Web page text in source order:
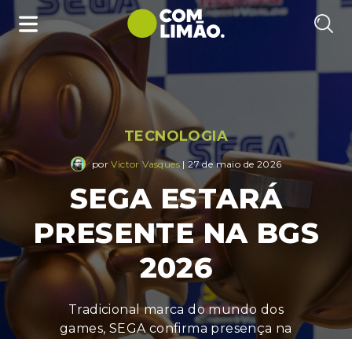
TECNOLOGIA
porVictor Vasques | 27 de maio de 2026
SEGA ESTARÁ
PRESENTE NA BGS
2026
Tradicional marca do mundo dos
games, SEGA confirma presença na